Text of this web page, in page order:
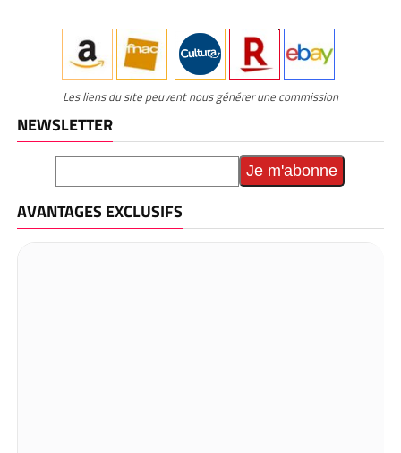
Les liens du site peuvent nous générer une commission
NEWSLETTER
AVANTAGES EXCLUSIFS